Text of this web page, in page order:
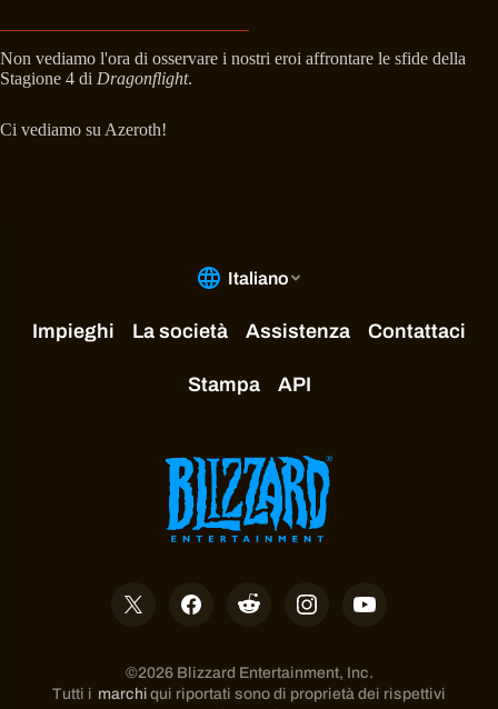
Non vediamo l'ora di osservare i nostri eroi affrontare le sfide della
Stagione 4 di Dragonflight.
Ci vediamo su Azeroth!